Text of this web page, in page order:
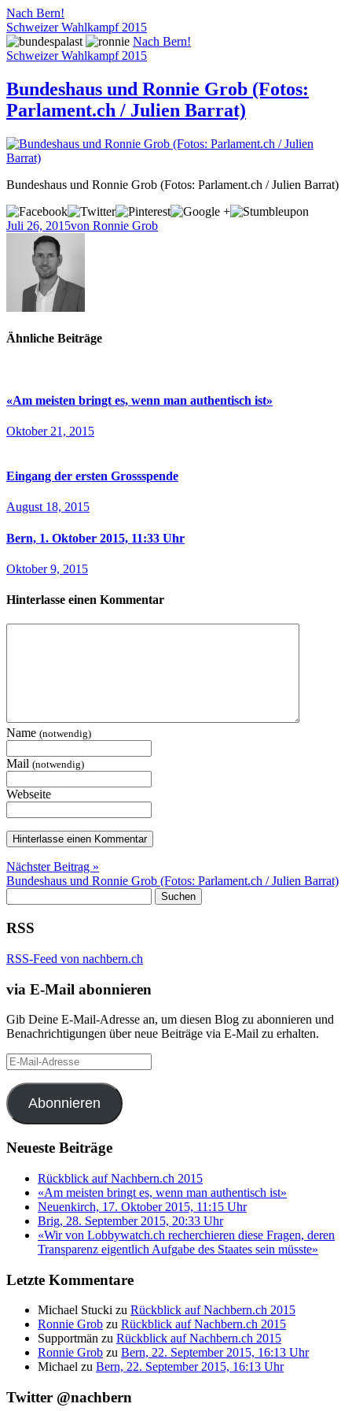
Nach Bern!
Schweizer Wahlkampf 2015
Nach Bern!
Schweizer Wahlkampf 2015
Bundeshaus und Ronnie Grob (Fotos:
Parlament.ch / Julien Barrat)
Bundeshaus und Ronnie Grob (Fotos: Parlament.ch / Julien Barrat)
Juli 26, 2015von Ronnie Grob
Ähnliche Beiträge
«Am meisten bringt es, wenn man authentisch ist»
Oktober 21, 2015
Eingang der ersten Grossspende
August 18, 2015
Bern, 1. Oktober 2015, 11:33 Uhr
Oktober 9, 2015
Hinterlasse einen Kommentar
Name (notwendig)
Mail (notwendig)
Webseite
Nächster Beitrag »
Bundeshaus und Ronnie Grob (Fotos: Parlament.ch / Julien Barrat)
nach:
RSS
RSS-Feed von nachbern.ch
via E-Mail abonnieren
Gib Deine E-Mail-Adresse an, um diesen Blog zu abonnieren und
Benachrichtigungen über neue Beiträge via E-Mail zu erhalten.
E-
Mail-
Adresse
Abonnieren
Neueste Beiträge
Rückblick auf Nachbern.ch 2015
«Am meisten bringt es, wenn man authentisch ist»
Neuenkirch, 17. Oktober 2015, 11:15 Uhr
Brig, 28. September 2015, 20:33 Uhr
«Wir von Lobbywatch.ch recherchieren diese Fragen, deren
Transparenz eigentlich Aufgabe des Staates sein müsste»
Letzte Kommentare
Michael Stucki zu Rückblick auf Nachbern.ch 2015
Ronnie Grob zu Rückblick auf Nachbern.ch 2015
Supportmän zu Rückblick auf Nachbern.ch 2015
Ronnie Grob zu Bern, 22. September 2015, 16:13 Uhr
Michael zu Bern, 22. September 2015, 16:13 Uhr
Twitter @nachbern